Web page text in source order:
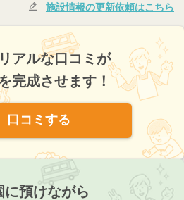
施設情報の更新依頼はこちら
アルな口コミが
完成させます！
口コミする
に預けながら